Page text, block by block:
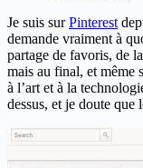
Je suis surPinterest
demande vraiment à
partage de favoris, de
mais au final, et même
à l’art et à la
dessus, et je doute que